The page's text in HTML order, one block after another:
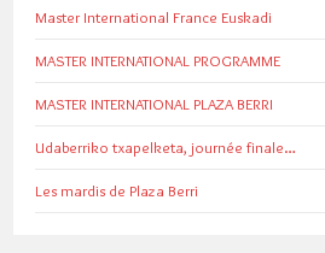
Master International France Euskadi
MASTER INTERNATIONAL PROGRAMME
MASTER INTERNATIONAL PLAZA BERRI
Udaberriko txapelketa, journée finale…
Les mardis de Plaza Berri